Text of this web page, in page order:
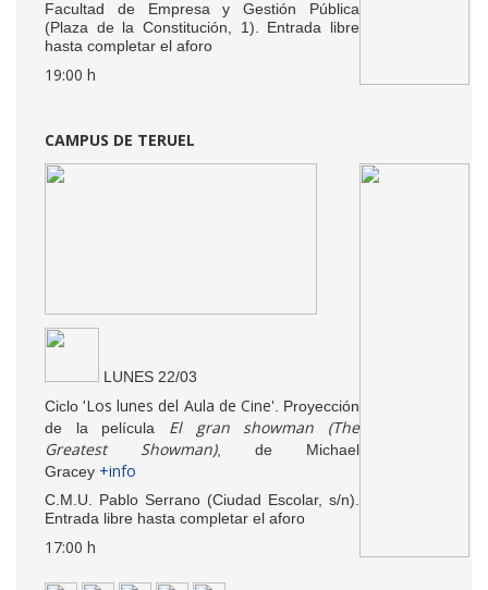
Facultad de Empresa y Gestión Pública
(Plaza de la Constitución, 1). Entrada libre
hasta completar el aforo
19:00 h
CAMPUS DE TERUEL
LUNES 22/03
Ciclo 'Los lunes del Aula de Cine' . Proyección
de la película El gran showman (The
Greatest Showman), de Michael
Gracey +info
C.M.U. Pablo Serrano (Ciudad Escolar, s/n).
Entrada libre hasta completar el aforo
17:00 h